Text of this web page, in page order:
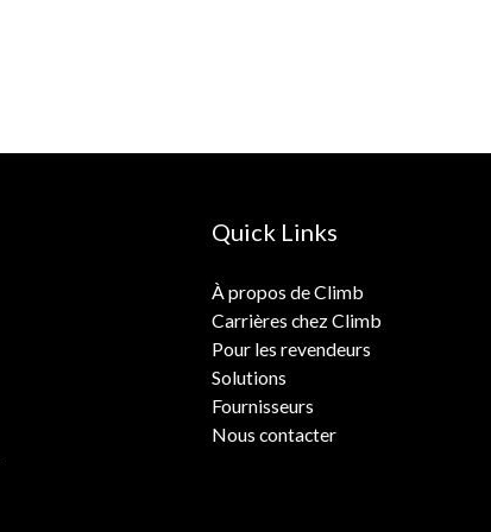
Quick Links
À propos de Climb
Carrières chez Climb
Pour les revendeurs
Solutions
Fournisseurs
Nous contacter